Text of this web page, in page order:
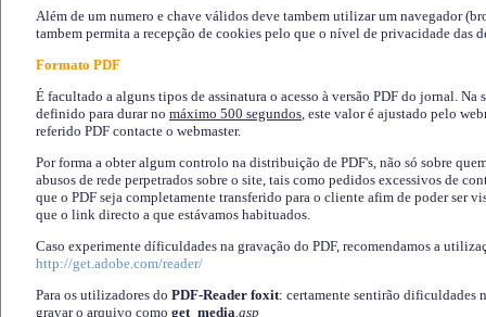
Além de um numero e chave válidos deve tambem utilizar um navegador
tambem permita a recepção de cookies pelo que o nível de privacidade das
Formato PDF
É facultado a alguns tipos de assinatura o acesso à versão PDF do jornal. Na
definido para durar no máximo 500 segundos, este valor é ajustado pelo
referido PDF contacte o webmaster.
Por forma a obter algum controlo na distribuição de PDF's, não só sobre
abusos de rede perpetrados sobre o site, tais como pedidos excessivos de
que o PDF seja completamente transferido para o cliente afim de poder ser
que o link directo a que estávamos habituados.
Caso experimente díficuldades na gravação do PDF, recomendamos a
http://get.adobe.com/reader/
Para os utilizadores do PDF-Reader foxit: certamente sentirão dificuldades
gravar o arquivo como get_media.asp